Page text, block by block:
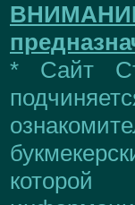
* Сайт